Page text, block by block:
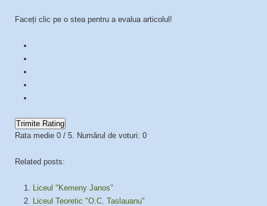
Faceți clic pe o stea pentru a evalua articolul!
Trimite Rating
Rata medie 0 / 5. Numărul de voturi: 0
Related posts:
Liceul "Kemeny Janos"
Liceul Teoretic "O.C. Taslauanu"